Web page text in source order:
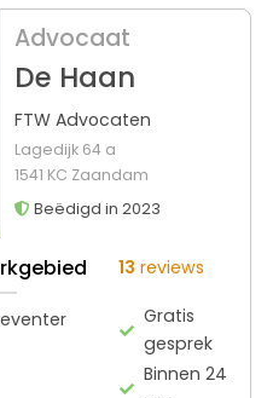
Advocaat
De Haan
FTW Advocaten
Lagedijk 64 a
1541 KC Zaandam
Beëdigd in 2023
13 reviews
Gratis
gesprek
Binnen 24